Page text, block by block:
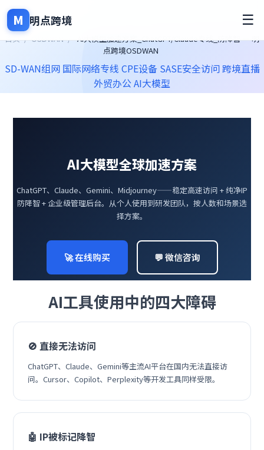
M 明点跨境 ☰
首页 / OSDWAN / AI大模型加速方案_ChatGPT/Claude专线_防降智 — 明
点跨境OSDWAN
SD-WAN组网 国际网络专线 CPE设备 SASE安全访问跨境直播
外贸办公AI大模型
AI大模型全球加速方案
ChatGPT、Claude、Gemini、Midjourney——稳定高速访问 + 纯净IP
防降智 + 企业级管理后台。从个人使用到研发团队，按人数和场景选
择方案。
🚀 在线购买 💬 微信咨询
AI工具使用中的四大障碍
🚫 直接无法访问
ChatGPT、Claude、Gemini等主流AI平台在国内无法直接访
问。Cursor、Copilot、Perplexity等开发工具同样受限。
🤖 IP被标记降智